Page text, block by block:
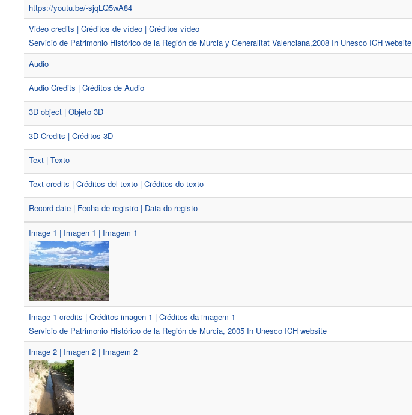
https://youtu.be/-sjqLQ5wA84
Video credits | Créditos de vídeo | Créditos vídeo
Servicio de Patrimonio Histórico de la Región de Murcia y Generalitat Valenciana,2008 In Unesco ICH website
Audio
Audio Credits | Créditos de Audio
3D object | Objeto 3D
3D Credits | Créditos 3D
Text | Texto
Text credits | Créditos del texto | Créditos do texto
Record date | Fecha de registro | Data do registo
Image 1 | Imagen 1 | Imagem 1
Image 1 credits | Créditos imagen 1 | Créditos da imagem 1
Servicio de Patrimonio Histórico de la Región de Murcia, 2005 In Unesco ICH website
Image 2 | Imagen 2 | Imagem 2